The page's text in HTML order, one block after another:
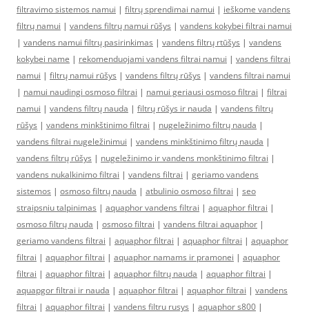
filtravimo sistemos namui | filtrų sprendimai namui | ieškome vandens
filtrų namui | vandens filtrų namui rūšys | vandens kokybei filtrai namui
| vandens namui filtrų pasirinkimas | vandens filtrų rtūšys | vandens
kokybei name | rekomenduojami vandens filtrai namui | vandens filtrai
namui | filtrų namui rūšys | vandens filtrų rūšys | vandens filtrai namui
| namui naudingi osmoso filtrai | namui geriausi osmoso filtrai | filtrai
namui | vandens filtrų nauda | filtrų rūšys ir nauda | vandens filtrų
rūšys | vandens minkštinimo filtrai | nugeležinimo filtrų nauda |
vandens filtrai nugeležinimui | vandens minkštinimo filtrų nauda |
vandens filtrų rūšys | nugeležinimo ir vandens monkštinimo filtrai |
vandens nukalkinimo filtrai | vandens filtrai | geriamo vandens
sistemos | osmoso filtrų nauda | atbulinio osmoso filtrai | seo
straipsniu talpinimas | aquaphor vandens filtrai | aquaphor filtrai |
osmoso filtrų nauda | osmoso filtrai | vandens filtrai aquaphor |
geriamo vandens filtrai | aquaphor filtrai | aquaphor filtrai | aquaphor
filtrai | aquaphor filtrai | aquaphor namams ir pramonei | aquaphor
filtrai | aquaphor filtrai | aquaphor filtrų nauda | aquaphor filtrai |
aquapgor filtrai ir nauda | aquaphor filtrai | aquaphor filtrai | vandens
filtrai | aquaphor filtrai | vandens filtru rusys | aquaphor s800 |